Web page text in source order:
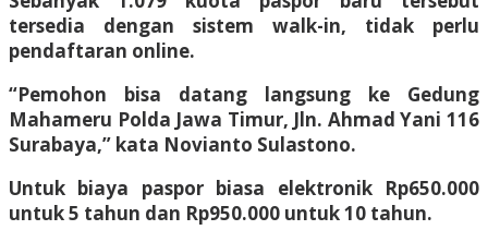
tersedia dengan sistem walk-in, tidak perlu
pendaftaran online.
“Pemohon bisa datang langsung ke Gedung
Mahameru Polda Jawa Timur, Jln. Ahmad Yani 116
Surabaya,” kata Novianto Sulastono.
Untuk biaya paspor biasa elektronik Rp650.000
untuk 5 tahun dan Rp950.000 untuk 10 tahun.